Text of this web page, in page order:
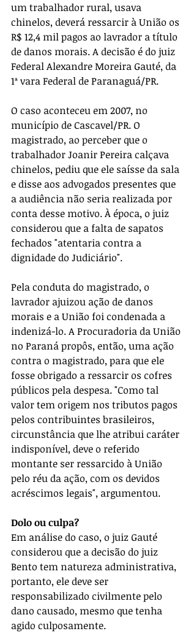
um trabalhador rural, usava
chinelos, deverá ressarcir à União os
R$ 12,4 mil pagos ao lavrador a título
de danos morais. A decisão é do juiz
Federal Alexandre Moreira Gauté, da
1ª vara Federal de Paranaguá/PR.
O caso aconteceu em 2007, no
município de Cascavel/PR. O
magistrado, ao perceber que o
trabalhador Joanir Pereira calçava
chinelos, pediu que ele saísse da sala
e disse aos advogados presentes que
a audiência não seria realizada por
conta desse motivo. À época, o juiz
considerou que a falta de sapatos
fechados "atentaria contra a
dignidade do Judiciário".
Pela conduta do magistrado, o
lavrador ajuizou ação de danos
morais e a União foi condenada a
indenizá-lo. A Procuradoria da União
no Paraná propôs, então, uma ação
contra o magistrado, para que ele
fosse obrigado a ressarcir os cofres
públicos pela despesa. "Como tal
valor tem origem nos tributos pagos
pelos contribuintes brasileiros,
circunstância que lhe atribui caráter
indisponível, deve o referido
montante ser ressarcido à União
pelo réu da ação, com os devidos
acréscimos legais", argumentou.
Dolo ou culpa?
Em análise do caso, o juiz Gauté
considerou que a decisão do juiz
Bento tem natureza administrativa,
portanto, ele deve ser
responsabilizado civilmente pelo
dano causado, mesmo que tenha
agido culposamente.